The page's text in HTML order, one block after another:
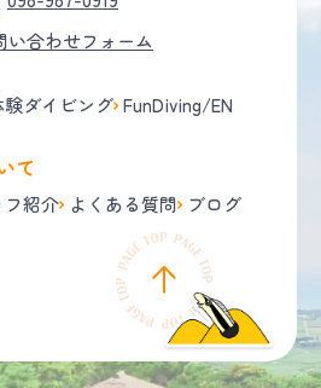
い合わせフォーム
験ダイビング FunDiving/EN
て
フ紹介 よくある質問 ブログ